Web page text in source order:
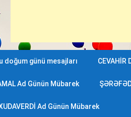
doğum günü mesajları CEVAHİR
Ad Günün Mübarek
Ad Günün Mübarek